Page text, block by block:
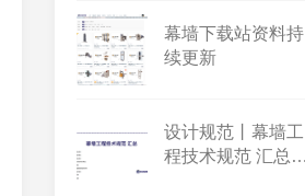
幕墙下载站资料持
续更新
设计规范丨幕墙工
程技术规范 汇总